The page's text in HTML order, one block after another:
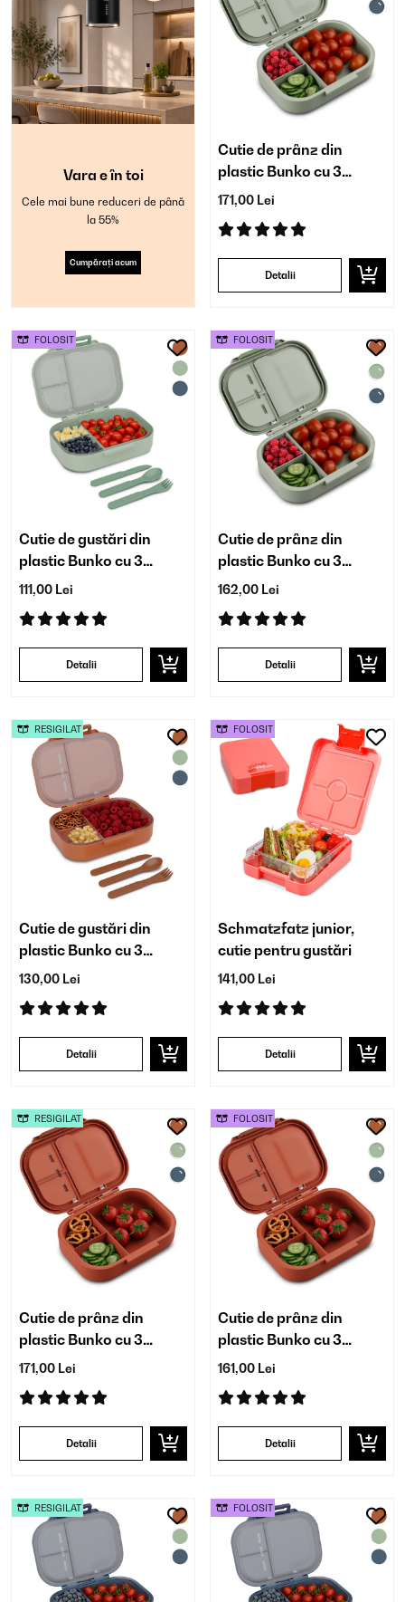
Vara e în toi
Cele mai bune reduceri de până
la 55%
Cumpărați acum
Cutie de prânz din
plastic Bunko cu 3
compartimente
171,00 Lei
Detalii
Cutie de gustări din
plastic Bunko cu 3
compartimente
111,00 Lei
Detalii
FOLOSIT
Cutie de prânz din
plastic Bunko cu 3
compartimente
162,00 Lei
Detalii
FOLOSIT
Cutie de gustări din
plastic Bunko cu 3
compartimente
130,00 Lei
Detalii
RESIGILAT
Schmatzfatz junior,
cutie pentru gustări
141,00 Lei
Detalii
FOLOSIT
Cutie de prânz din
plastic Bunko cu 3
compartimente
171,00 Lei
Detalii
RESIGILAT
Cutie de prânz din
plastic Bunko cu 3
compartimente
161,00 Lei
Detalii
FOLOSIT
RESIGILAT FOLOSIT